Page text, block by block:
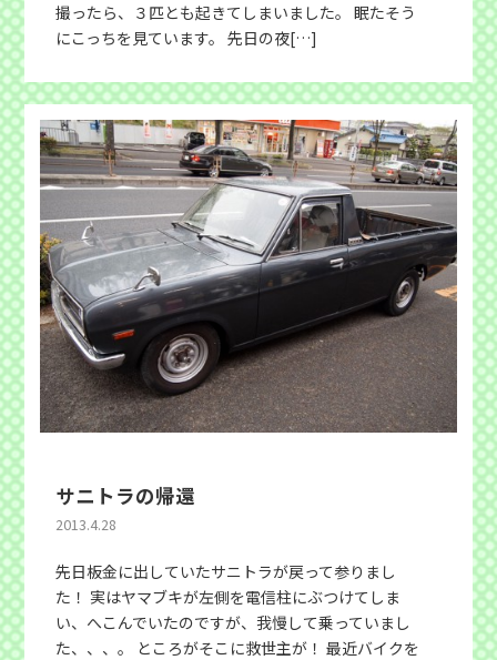
撮ったら、３匹とも起きてしまいました。 眠たそう
にこっちを見ています。 先日の夜[…]
サニトラの帰還
2013.4.28
先日板金に出していたサニトラが戻って参りまし
た！ 実はヤマブキが左側を電信柱にぶつけてしま
い、へこんでいたのですが、我慢して乗っていまし
た、、、。 ところがそこに救世主が！ 最近バイクを